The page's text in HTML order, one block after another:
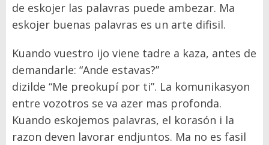
de eskojer las palavras puede ambezar. Ma
eskojer buenas palavras es un arte difisil.
Kuando vuestro ijo viene tadre a kaza, antes de
demandarle: “Ande estavas?”
dizilde “Me preokupí por ti”. La komunikasyon
entre vozotros se va azer mas profonda.
Kuando eskojemos palavras, el korasón i la
razon deven lavorar endjuntos. Ma no es fasil